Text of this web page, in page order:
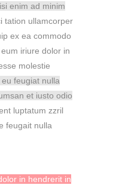
enim ad minim
tation ullamcorper
ex ea commodo
iriure dolor in
molestie
feugiat nulla
et iusto odio
luptatum zzril
feugait nulla
in hendrerit in